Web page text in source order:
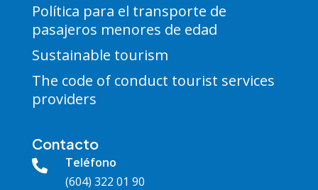
Política para el transporte de
pasajeros menores de edad
Sustainable tourism
The code of conduct tourist services
providers
Contacto

Teléfono
(604) 322 01 90